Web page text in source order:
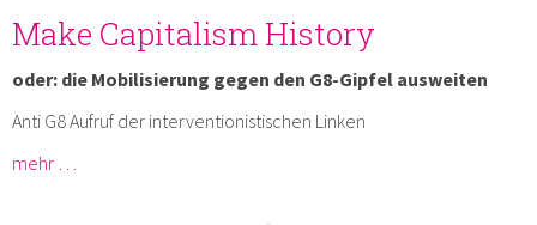
Make Capitalism History
oder: die Mobilisierung gegen den G8-Gipfel ausweiten
Anti G8 Aufruf der interventionistischen Linken
mehr …